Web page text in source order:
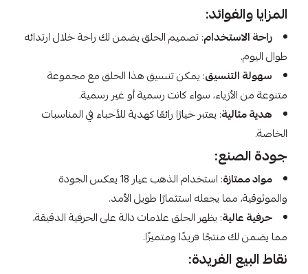
المزايا والفوائد:
راحة الاستخدام: تصميم الحلق يضمن لك راحة خلال ارتدائه
طوال اليوم.
سهولة التنسيق: يمكن تنسيق هذا الحلق مع مجموعة
متنوعة من الأزياء، سواء كانت رسمية أو غير رسمية.
هدية مثالية: يعتبر خيارًا رائعًا كهدية للأحباء في المناسبات
الخاصة.
جودة الصنع:
مواد ممتازة
: استخدام الذهب عيار 18 يعكس الجودة
والموثوقية، مما يجعله استثمارًا طويل الأمد.
حرفية عالية: يظهر الحلق علامات دالة على الحرفية الدقيقة،
مما يضمن لك منتجًا فريدًا ومتميزًا.
نقاط البيع الفريدة: